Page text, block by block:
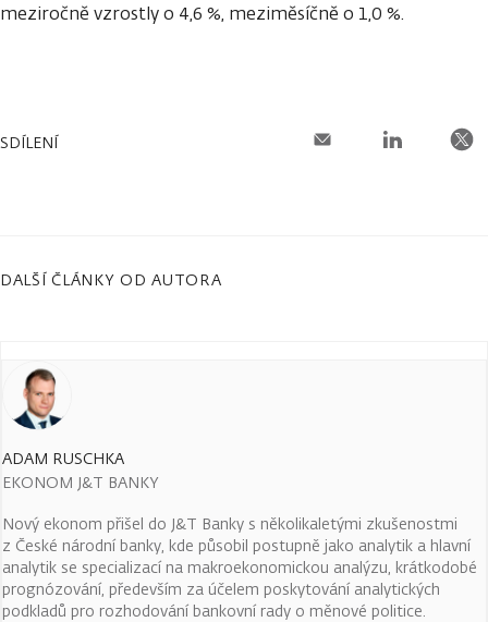
meziročně vzrostly o 4,6 %, meziměsíčně o 1,0 %.
SDÍLENÍ
DALŠÍ ČLÁNKY OD AUTORA
ADAM RUSCHKA
EKONOM J&T BANKY
Nový ekonom přišel do J&T Banky s několikaletými zkušenostmi
z České národní banky, kde působil postupně jako analytik a hlavní
analytik se specializací na makroekonomickou analýzu, krátkodobé
prognózování, především za účelem poskytování analytických
podkladů pro rozhodování bankovní rady o měnové politice.